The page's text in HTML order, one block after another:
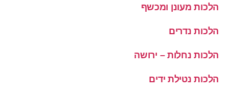
הלכות מעונן ומכשף
הלכות נדרים
הלכות נחלות – ירושה
הלכות נטילת ידים